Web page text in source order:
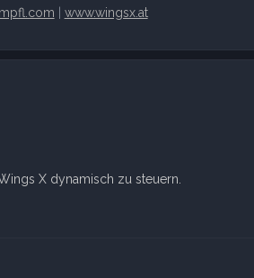
www.wingsx.at
X dynamisch zu steuern.